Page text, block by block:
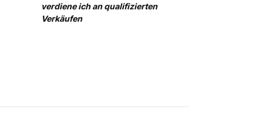
verdiene ich an qualifizierten
Verkäufen